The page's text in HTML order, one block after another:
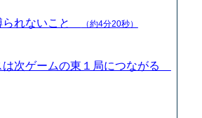
られないこと （約4分20秒）
は次ゲームの東１局につながる